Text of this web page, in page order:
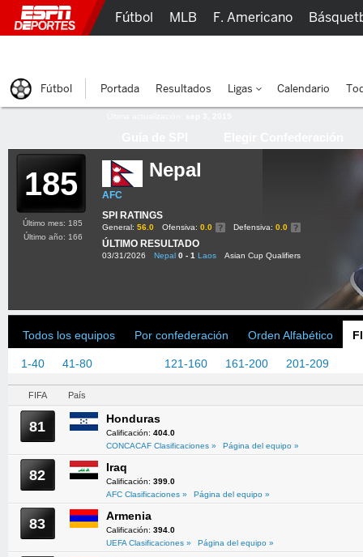
185 Nepal
AFC
SPI RATINGS
General: 56.0 Ofensiva: 0.0 Defensiva: 0.0
ÚLTIMO RESULTADO
03/31/2026 Nepal 0 - 1 Laos Asian Cup Qualifiers
Último mes: 185
Último año: 166
Todos los equipos Por confederación Orden Alfabético
1-40 41-80 121-160 161-200 201-209
FIFA País
81 Honduras
Calificación: 404.0
CONCACAF Clasificaciones »
Página del equipo »
82 Iraq
Calificación: 399.0
AFC Clasificaciones »
Página del equipo »
83 Armenia
Calificación: 394.0
UEFA Clasificaciones »
Página del equipo »
Fútbol MLB F. Americano
Fútbol Portada Resultados Ligas Calendario